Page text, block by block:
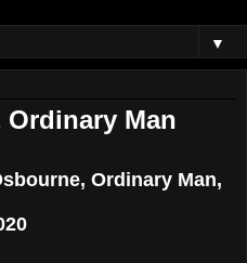
▼
Ordinary Man
Ordinary Man,